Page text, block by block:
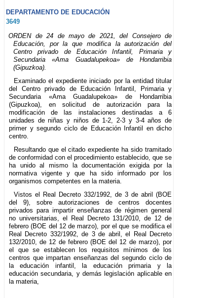
DEPARTAMENTO DE EDUCACIÓN
3649
ORDEN de 24 de mayo de 2021, del Consejero de
Educación, por la que modifica la autorización del
Centro privado de Educación Infantil, Primaria y
Secundaria «Ama Guadalupekoa» de Hondarribia
(Gipuzkoa).
Examinado el expediente iniciado por la entidad titular
del Centro privado de Educación Infantil, Primaria y
Secundaria «Ama Guadalupekoa» de Hondarribia
(Gipuzkoa), en solicitud de autorización para la
modificación de las instalaciones destinadas a 6
unidades de niñas y niños de 1-2, 2-3 y 3-4 años de
primer y segundo ciclo de Educación Infantil en dicho
centro.
Resultando que el citado expediente ha sido tramitado
de conformidad con el procedimiento establecido, que se
ha unido al mismo la documentación exigida por la
normativa vigente y que ha sido informado por los
organismos competentes en la materia.
Vistos el Real Decreto 332/1992, de 3 de abril (BOE
del 9), sobre autorizaciones de centros docentes
privados para impartir enseñanzas de régimen general
no universitarias, el Real Decreto 131/2010, de 12 de
febrero (BOE del 12 de marzo), por el que se modifica el
Real Decreto 332/1992, de 3 de abril, el Real Decreto
132/2010, de 12 de febrero (BOE del 12 de marzo), por
el que se establecen los requisitos mínimos de los
centros que impartan enseñanzas del segundo ciclo de
la educación infantil, la educación primaria y la
educación secundaria, y demás legislación aplicable en
la materia,